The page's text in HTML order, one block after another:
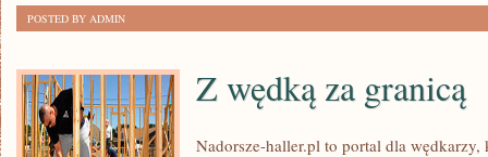
POSTED BY ADMIN
Z wędką za granicą
Nadorsze-haller.pl to portal dla wędkarzy,